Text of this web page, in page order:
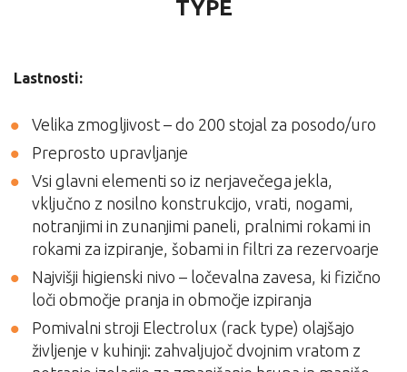
TYPE
Lastnosti:
Velika zmogljivost – do 200 stojal za posodo/uro
Preprosto upravljanje
Vsi glavni elementi so iz nerjavečega jekla,
vključno z nosilno konstrukcijo, vrati, nogami,
notranjimi in zunanjimi paneli, pralnimi rokami in
rokami za izpiranje, šobami in filtri za rezervoarje
Najvišji higienski nivo – ločevalna zavesa, ki fizično
loči območje pranja in območje izpiranja
Pomivalni stroji Electrolux (rack type) olajšajo
življenje v kuhinji: zahvaljujoč dvojnim vratom z